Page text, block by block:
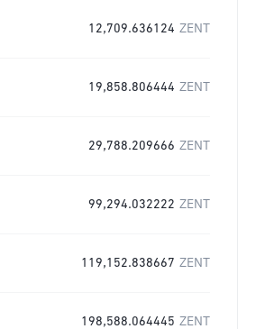
12,709.636124 ZENT
19,858.806444 ZENT
29,788.209666 ZENT
99,294.032222 ZENT
119,152.838667 ZENT
198,588.064445 ZENT